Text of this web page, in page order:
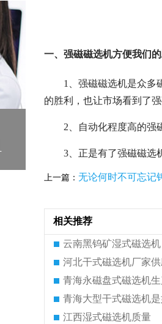
一、强磁磁选机方便我们
1、强磁磁选机是众多
的胜利，也让市场看到了
2、自动化程度高的强
3、正是有了强磁磁选
上一篇： 无论何时不可忘记
相关推荐
云南黑钨矿湿式磁选机
河北干式磁选机厂家供
青海永磁盘式磁选机
青海大型干式磁选机
江西湿式磁选机质量